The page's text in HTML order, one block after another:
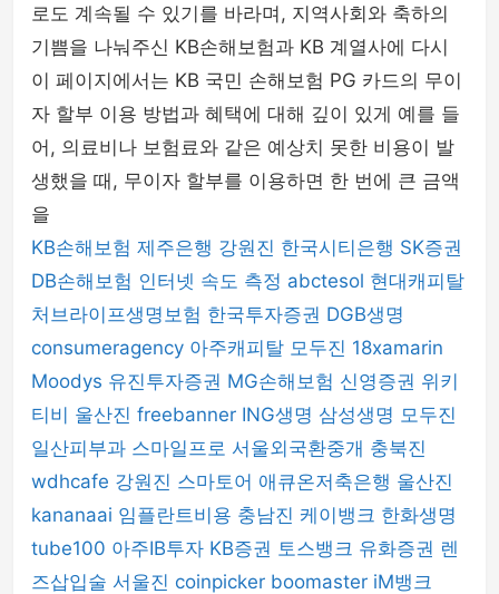
로도 계속될 수 있기를 바라며, 지역사회와 축하의
기쁨을 나눠주신 KB손해보험과 KB 계열사에 다시
이 페이지에서는 KB 국민 손해보험 PG 카드의 무이
자 할부 이용 방법과 혜택에 대해 깊이 있게 예를 들
어, 의료비나 보험료와 같은 예상치 못한 비용이 발
생했을 때, 무이자 할부를 이용하면 한 번에 큰 금액
을
KB손해보험 제주은행 강원진 한국시티은행 SK증권
DB손해보험 인터넷 속도 측정 abctesol 현대캐피탈
처브라이프생명보험 한국투자증권 DGB생명
consumeragency 아주캐피탈 모두진 18xamarin
Moodys 유진투자증권 MG손해보험 신영증권 위키
티비 울산진 freebanner ING생명 삼성생명 모두진
일산피부과 스마일프로 서울외국환중개 충북진
wdhcafe 강원진 스마토어 애큐온저축은행 울산진
kananaai 임플란트비용 충남진 케이뱅크 한화생명
tube100 아주IB투자 KB증권 토스뱅크 유화증권 렌
즈삽입술 서울진 coinpicker boomaster iM뱅크